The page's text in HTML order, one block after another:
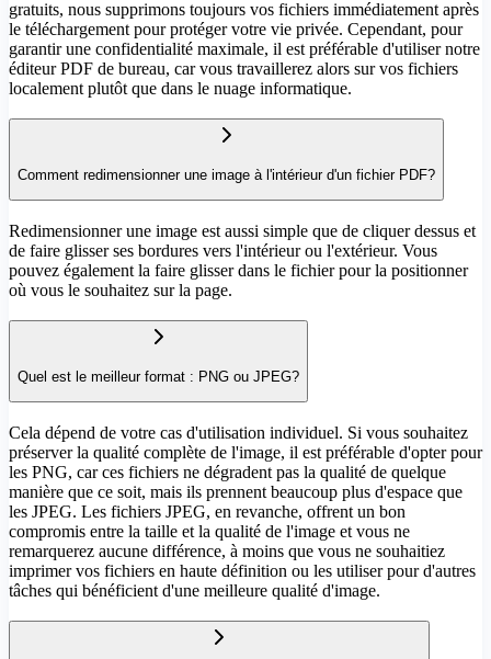
gratuits, nous supprimons toujours vos fichiers immédiatement après
le téléchargement pour protéger votre vie privée. Cependant, pour
garantir une confidentialité maximale, il est préférable d'utiliser notre
éditeur PDF de bureau, car vous travaillerez alors sur vos fichiers
localement plutôt que dans le nuage informatique.
Comment redimensionner une image à l'intérieur d'un fichier PDF?
Redimensionner une image est aussi simple que de cliquer dessus et
de faire glisser ses bordures vers l'intérieur ou l'extérieur. Vous
pouvez également la faire glisser dans le fichier pour la positionner
où vous le souhaitez sur la page.
Quel est le meilleur format : PNG ou JPEG?
Cela dépend de votre cas d'utilisation individuel. Si vous souhaitez
préserver la qualité complète de l'image, il est préférable d'opter pour
les PNG, car ces fichiers ne dégradent pas la qualité de quelque
manière que ce soit, mais ils prennent beaucoup plus d'espace que
les JPEG. Les fichiers JPEG, en revanche, offrent un bon
compromis entre la taille et la qualité de l'image et vous ne
remarquerez aucune différence, à moins que vous ne souhaitiez
imprimer vos fichiers en haute définition ou les utiliser pour d'autres
tâches qui bénéficient d'une meilleure qualité d'image.